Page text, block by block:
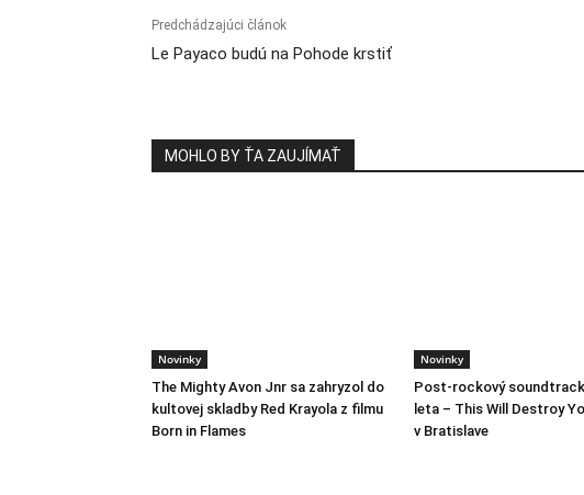
Predchádzajúci článok
Le Payaco budú na Pohode krstiť
MOHLO BY ŤA ZAUJÍMAŤ
Novinky
The Mighty Avon Jnr sa zahryzol do
kultovej skladby Red Krayola z filmu
Born in Flames
Novinky
Post-rockový
leta – This Will Destroy
v Bratislave